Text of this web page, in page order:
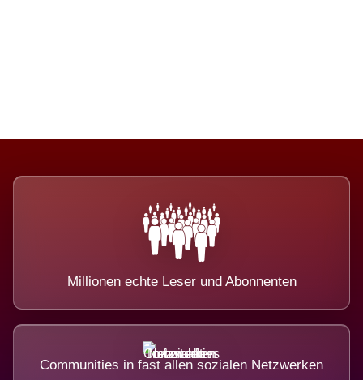
Millionen echte Leser und Abonnenten
Communities in fast allen sozialen Netzwerken